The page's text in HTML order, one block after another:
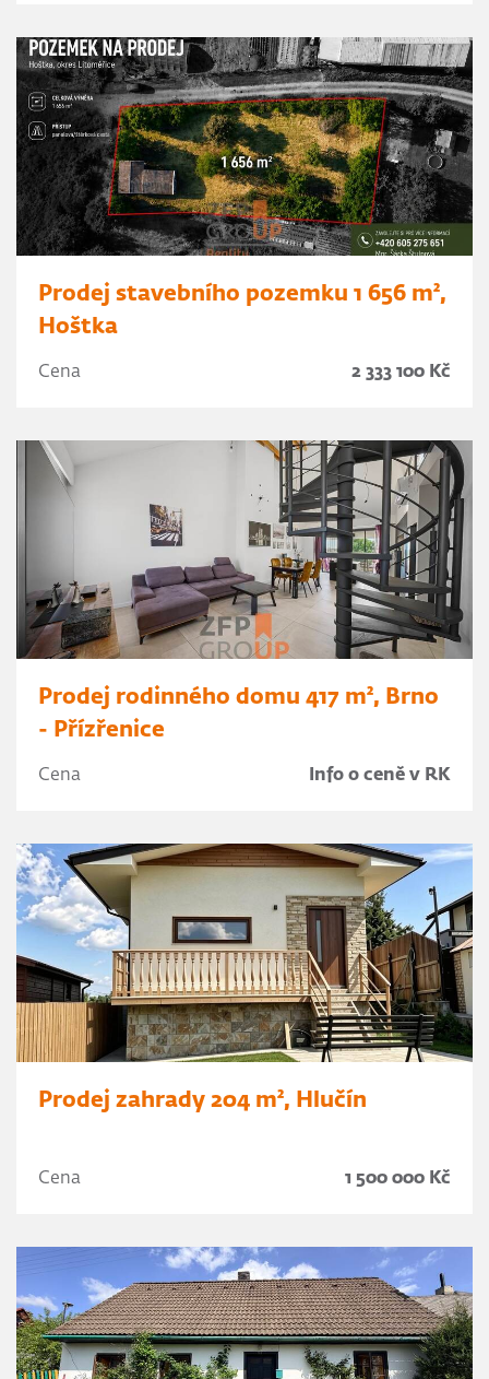
Prodej stavebního pozemku 1 656 m²,
Hoštka
Cena 2 333 100 Kč
Prodej rodinného domu 417 m², Brno
- Přízřenice
Cena Info o ceně v RK
Prodej zahrady 204 m², Hlučín
Cena 1 500 000 Kč